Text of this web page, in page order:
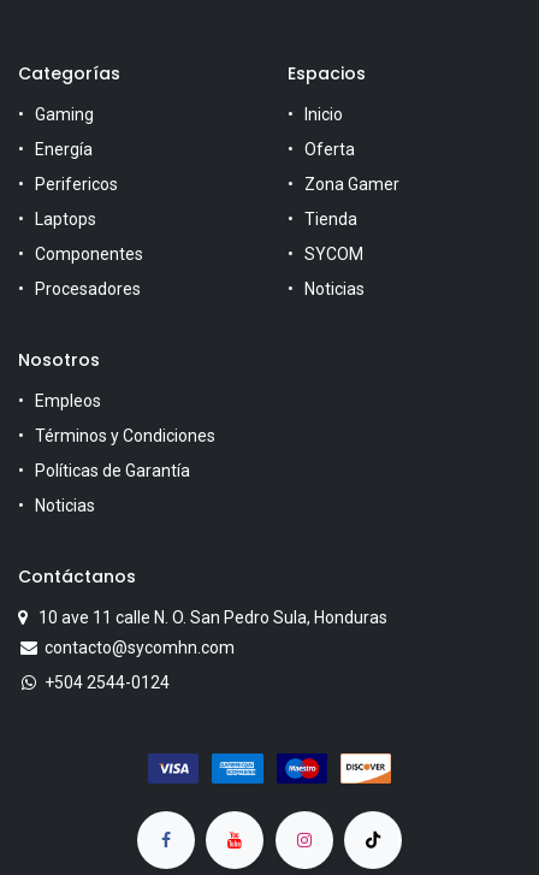
Categorías
Gaming
Energía
Perifericos
Laptops
Componentes
Procesadores
Espacios
Inicio
Oferta
Zona Gamer
Tienda
SYCOM
Noticias
Nosotros
Empleos
Términos y Condiciones
Políticas de Garantía
Noticias
Contáctanos
10 ave 11 calle N. O. San Pedro Sula, Honduras
contacto@sycomhn.com
+504 2544-0124